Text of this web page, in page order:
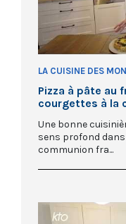
LA CUISINE DES
Pizza à pâte au
courgettes à la
Une bonne
sens profond
communion fra...